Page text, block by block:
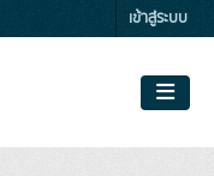
เข้าสู่ระบบ